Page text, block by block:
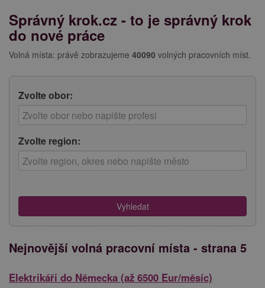
Správný krok.cz - to je správný krok
do nové práce
Volná místa: právě zobrazujeme 40090 volných pracovních míst.
Zvolte obor:
Zvolte region:
Nejnovější volná pracovní místa - strana 5
Elektrikáři do Německa (až 6500 Eur/měsíc)